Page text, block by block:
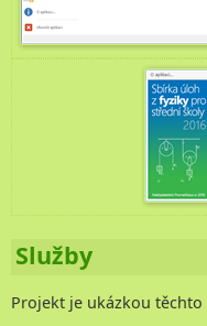
Služby
Projekt je ukázkou těchto